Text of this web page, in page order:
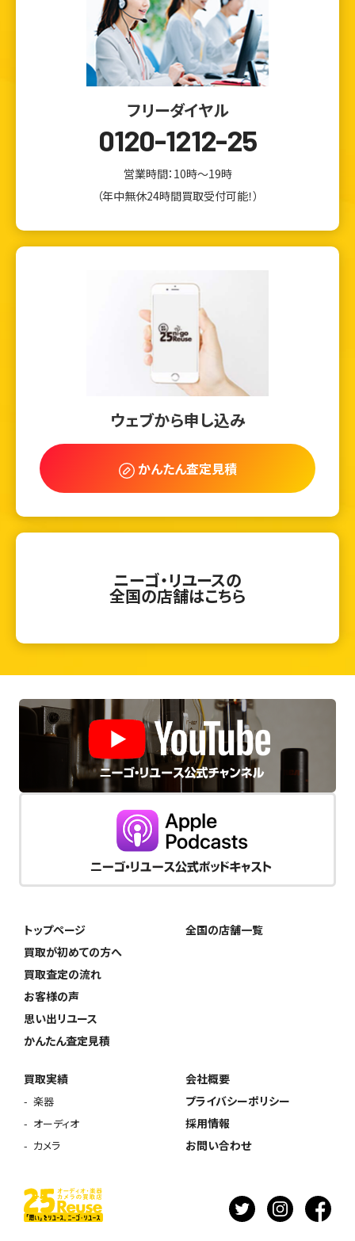
フリーダイヤル
0120-1212-25
営業時間：10時～19時
（年中無休24時間買取受付可能！）
ウェブから申し込み
かんたん査定見積
ニーゴ・リユースの
全国の店舗はこちら
トップページ
買取が初めての方へ
買取査定の流れ
お客様の声
思い出リユース
かんたん査定見積
全国の店舗一覧
買取実績
楽器
オーディオ
カメラ
会社概要
プライバシーポリシー
採用情報
お問い合わせ